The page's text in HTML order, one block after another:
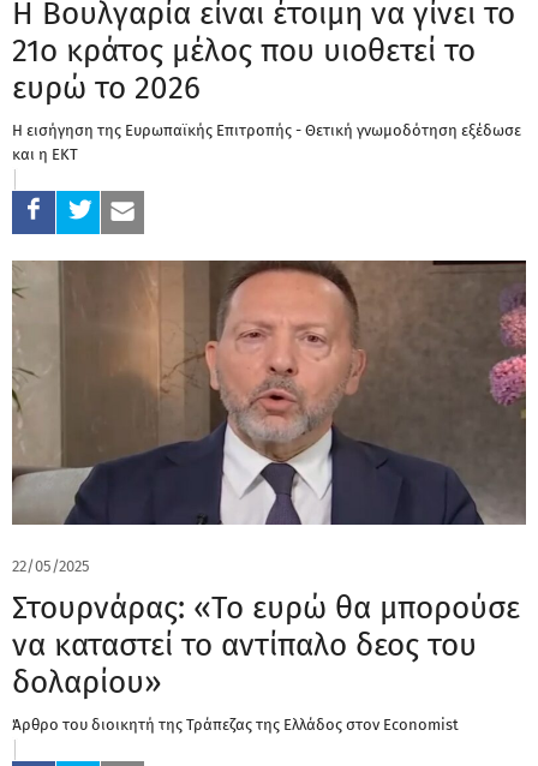
Η Βουλγαρία είναι έτοιμη να γίνει το
21ο κράτος μέλος που υιοθετεί το
ευρώ το 2026
Η εισήγηση της Ευρωπαϊκής Επιτροπής - Θετική γνωμοδότηση εξέδωσε
και η ΕΚΤ
22/05/2025
Στουρνάρας: «Το ευρώ θα μπορούσε
να καταστεί το αντίπαλο δεος του
δολαρίου»
Άρθρο του διοικητή της Τράπεζας της Ελλάδος στον Economist